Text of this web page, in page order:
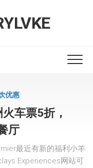
优惠
车票5折，
厅
最近有新的福利小羊
Experiences网站可